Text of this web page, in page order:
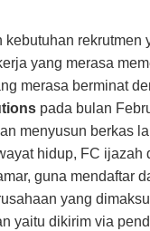
kebutuhan
yang merasa
merasa berminat
pada bulan
menyusun berkas
hidup, FC
guna mendaftar
yang
yaitu dikirim via